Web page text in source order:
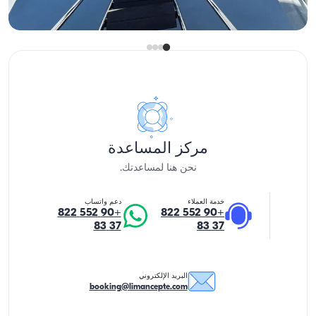
42.000 TL
عرض التوفر والسعر
مركز المساعدة
نحن هنا لمساعدتك.
خدمة العملاء
+90 552 822
37 83
دعم واتساب
+90 552 822
37 83
البريد الإلكتروني
booking@limancepte.com